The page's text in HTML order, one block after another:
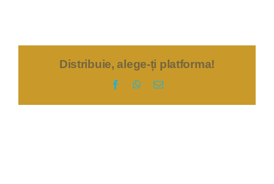
ContactDistribuie, alege-ți platforma!
FacebookWhatsApp
E-